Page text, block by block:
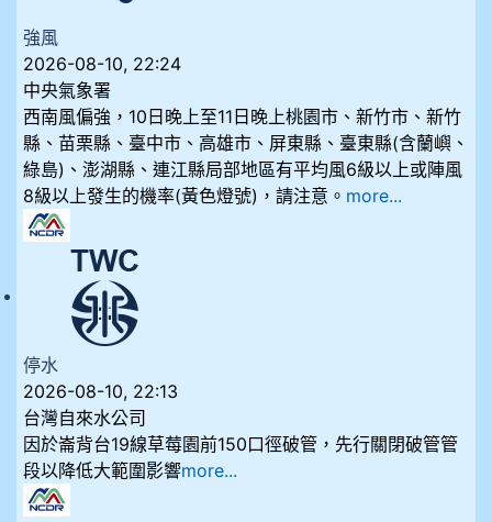
強風
2026-08-10, 22:24
中央氣象署
西南風偏強，10日晚上至11日晚上桃園市、新竹市、新竹
縣、苗栗縣、臺中市、高雄市、屏東縣、臺東縣(含蘭嶼、
綠島)、澎湖縣、連江縣局部地區有平均風6級以上或陣風
8級以上發生的機率(黃色燈號)，請注意。 more...
停水
2026-08-10, 22:13
台灣自來水公司
因於崙背台19線草莓園前150口徑破管，先行關閉破管管
段以降低大範圍影響more...